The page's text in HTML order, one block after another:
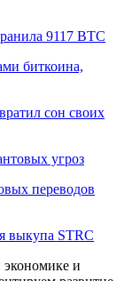
9117 BTC
биткоина,
сон своих
угроз
переводов
выкупа STRC
и